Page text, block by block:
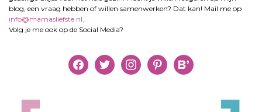
blog, een vraag hebben of willen samenwerken? Dat kan! Mail me op
info@mamasliefste.nl.
Volg je me ook op de Social Media?
facebooktwitter instagrampinterestbloglovin